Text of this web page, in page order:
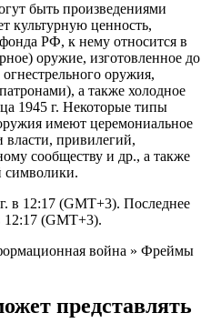
быть произведениями
культурную ценность,
РФ, к нему относится в
оружие, изготовленное до
оружия,
а также холодное
1945 г. Некоторые типы
имеют церемониальное
власти, привилегий,
сообществу и др., а также
символики.
в 12:17 (GMT+3). Последнее
12:17 (GMT+3).
война » Фреймы
представлять